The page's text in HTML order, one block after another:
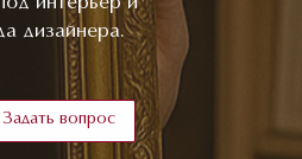
дизайнера.
Задать вопрос